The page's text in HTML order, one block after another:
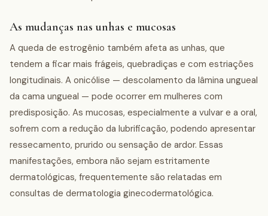
As mudanças nas unhas e mucosas
A queda de estrogênio também afeta as unhas, que
tendem a ficar mais frágeis, quebradiças e com estriações
longitudinais. A onicólise — descolamento da lâmina ungueal
da cama ungueal — pode ocorrer em mulheres com
predisposição. As mucosas, especialmente a vulvar e a oral,
sofrem com a redução da lubrificação, podendo apresentar
ressecamento, prurido ou sensação de ardor. Essas
manifestações, embora não sejam estritamente
dermatológicas, frequentemente são relatadas em
consultas de dermatologia ginecodermatológica.